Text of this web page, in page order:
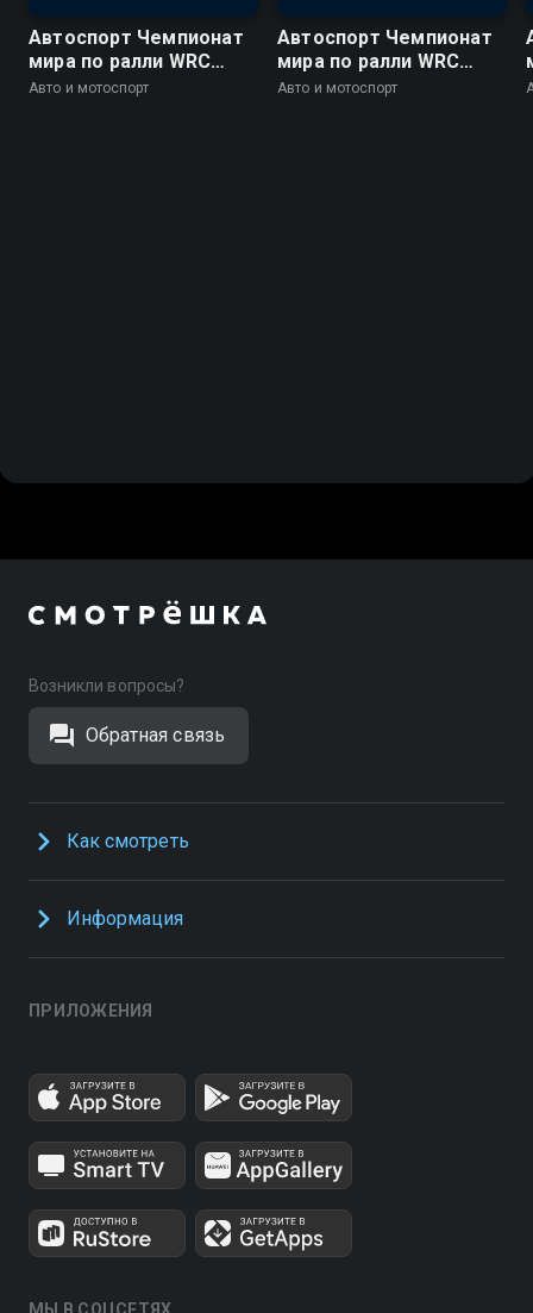
Автоспорт Чемпионат
мира по ралли WRC
2026. 10 этап. Ралли
Авто и мотоспорт
Автоспорт Чемпионат
мира по ралли WRC
2026. 10 этап. Ралли
Авто и мотоспорт
Возникли вопросы?
Обратная связь
Как смотреть
Информация
ПРИЛОЖЕНИЯ